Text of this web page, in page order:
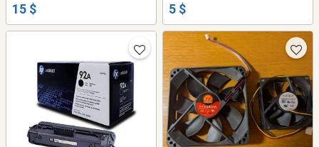
15 $ 5 $